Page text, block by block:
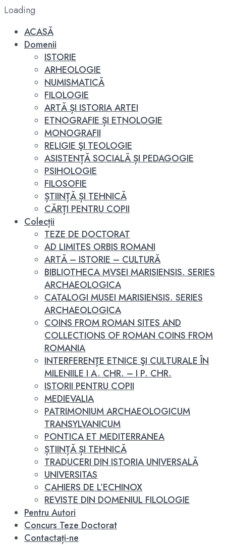
Loading
ACASĂ
Domenii
ISTORIE
ARHEOLOGIE
NUMISMATICĂ
FILOLOGIE
ARTĂ ȘI ISTORIA ARTEI
ETNOGRAFIE ȘI ETNOLOGIE
MONOGRAFII
RELIGIE ŞI TEOLOGIE
ASISTENȚĂ SOCIALĂ ȘI PEDAGOGIE
PSIHOLOGIE
FILOSOFIE
ȘTIINȚĂ ȘI TEHNICĂ
CĂRȚI PENTRU COPII
Colecții
TEZE DE DOCTORAT
AD LIMITES ORBIS ROMANI
ARTĂ – ISTORIE – CULTURĂ
BIBLIOTHECA MVSEI MARISIENSIS. SERIES
ARCHAEOLOGICA
CATALOGI MUSEI MARISIENSIS. SERIES
ARCHAEOLOGICA
COINS FROM ROMAN SITES AND
COLLECTIONS OF ROMAN COINS FROM
ROMANIA
INTERFERENŢE ETNICE ŞI CULTURALE ÎN
MILENIILE I A. CHR. – I P. CHR.
ISTORII PENTRU COPII
MEDIEVALIA
PATRIMONIUM ARCHAEOLOGICUM
TRANSYLVANICUM
PONTICA ET MEDITERRANEA
ȘTIINȚĂ ȘI TEHNICĂ
TRADUCERI DIN ISTORIA UNIVERSALĂ
UNIVERSITAS
CAHIERS DE L’ECHINOX
REVISTE DIN DOMENIUL FILOLOGIE
Pentru Autori
Concurs Teze Doctorat
Contactați-ne